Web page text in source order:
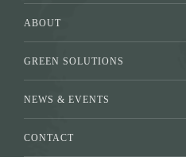
ABOUT
GREEN SOLUTIONS
NEWS & EVENTS
CONTACT